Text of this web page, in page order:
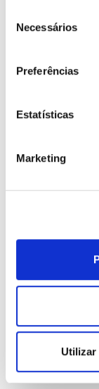
Necessários
Preferências
Estatísticas
Marketing
Utilizar